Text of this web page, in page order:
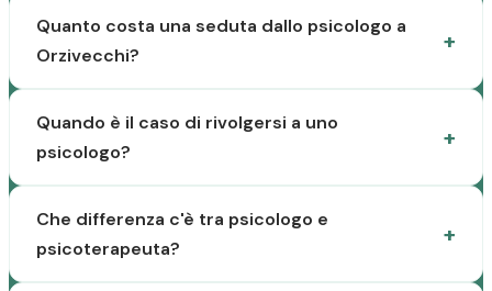
Quanto costa una seduta dallo psicologo a
Orzivecchi?
Quando è il caso di rivolgersi a uno
psicologo?
Che differenza c'è tra psicologo e
psicoterapeuta?